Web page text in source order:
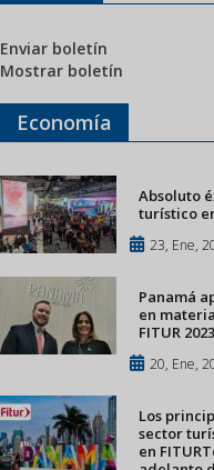
Enviar boletín
Mostrar boletín
Economía
Absoluto
turístico
23, Ene,
Panamá
en
FITUR 2023
20, Ene,
Los
sector
en